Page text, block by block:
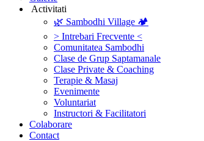
‎ ‎Activitati‎
🌿 Sambodhi Village 🏕️
> Intrebari Frecvente <
Comunitatea Sambodhi
Clase de Grup Saptamanale
Clase Private & Coaching
Terapie & Masaj
‎Evenimente
Voluntariat
‏‏‎Instructori & Facilitatori
Colaborare
Contact